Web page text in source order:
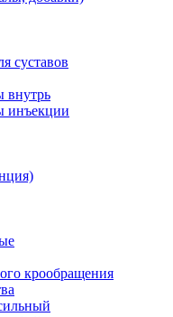
суставов
внутрь
инъекции
крообращения